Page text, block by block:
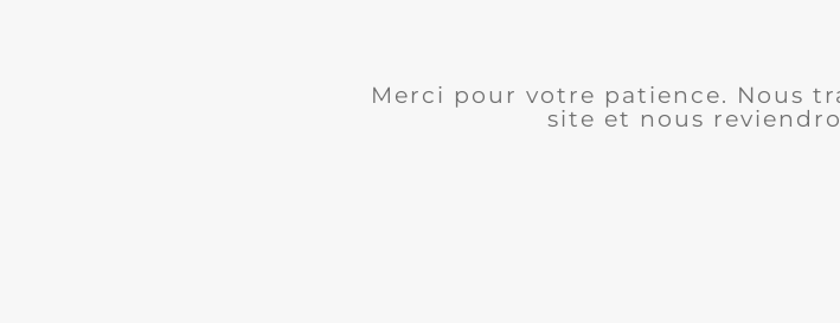
Merci pour votre patience. Nous
site et nous